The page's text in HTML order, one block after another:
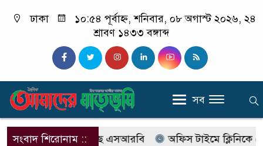
ঢাকা
১০:৫৪ পূর্বাহ্ন, শনিবার, ০৮ অগাস্ট ২০২৬, ২৪
শ্রাবণ ১৪৩৩ বঙ্গাব্দ
সব
সংবাদ শিরোনাম ::
নাম বদলে আসছে এসআরবি অফিস টাইমে ক্লিনিকে রোগী